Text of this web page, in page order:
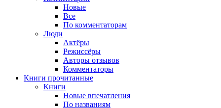
Новые
Все
По комментаторам
Люди
Актёры
Режиссёры
Авторы отзывов
Комментаторы
Книги прочитанные
Книги
Новые впечатления
По названиям